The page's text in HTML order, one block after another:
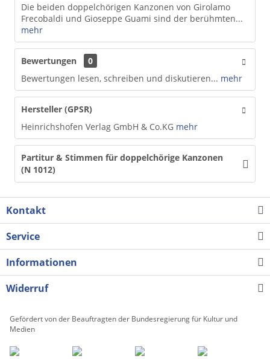
Die beiden doppelchörigen Kanzonen von Girolamo
Frecobaldi und Gioseppe Guami sind der berühmten...
mehr
Bewertungen
0
Bewertungen lesen, schreiben und diskutieren... mehr
Hersteller (GPSR)
Heinrichshofen Verlag GmbH & Co.KG mehr
Partitur & Stimmen für doppelchörige Kanzonen
(N 1012)
Kontakt
Service
Informationen
Widerruf
Gefördert von der Beauftragten der Bundesregierung für Kultur und
Medien